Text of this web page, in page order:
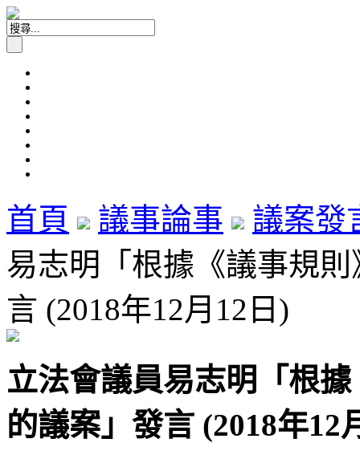
首頁 議事論事
議案發
易志明「根據《議事規
言 (2018年12月12日)
立法會議員易志明「根
的議案」發言 (2018年12